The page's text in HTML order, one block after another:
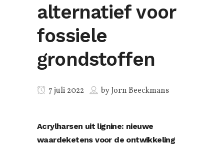
alternatief voor
fossiele
grondstoffen
7 juli 2022 byJorn Beeckmans
Acrylharsen uit lignine: nieuwe
waardeketens voor de ontwikkeling